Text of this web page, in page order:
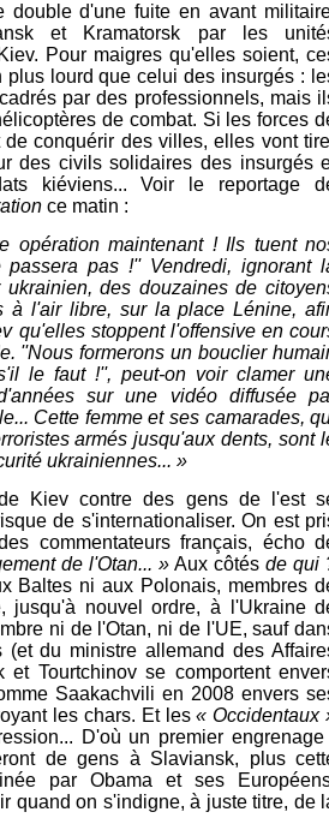
double d'une fuite en avant
et Kramatorsk par les
Pour maigres qu'elles soient,
plus lourd que celui des insurgés :
par des professionnels, mais
de combat. Si les forces
de conquérir des villes, elles vont
des civils solidaires des insurgés
kiéviens... Voir le reportage
ce matin :
opération maintenant ! Ils tuent
pas !'' Vendredi, ignorant
des douzaines de
à l'air libre, sur la place Lénine,
qu'elles stoppent l'offensive en
''Nous formerons un bouclier
le faut !'', peut-on voir clamer
sur une vidéo diffusée
Cette femme et ses camarades,
armés jusqu'aux dents, sont
ukrainiennes... »
Kiev contre des gens de l'est
de s'internationaliser. On est
commentateurs français, écho
de l'Otan... » Aux côtésde qui
Baltes ni aux Polonais, membres
jusqu'à nouvel ordre, à l'Ukraine
ni de l'Otan, ni de l'UE, sauf
(et du ministre allemand des
et Tourtchinov se comportent
Saakachvili en 2008 envers
les chars. Et les« Occidentaux
D'où un premier engrenage
de gens à Slaviansk, plus
par Obama et ses
quand on s'indigne, à juste titre, de